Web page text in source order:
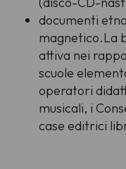
documenti
magnetico.La
attiva nei
scuole
operatori
musicali, i
case editrici